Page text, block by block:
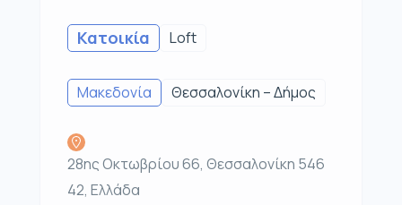
Κατοικία Loft
Μακεδονία Θεσσαλονίκη – Δήμος
28ης Οκτωβρίου 66, Θεσσαλονίκη 546
42, Ελλάδα